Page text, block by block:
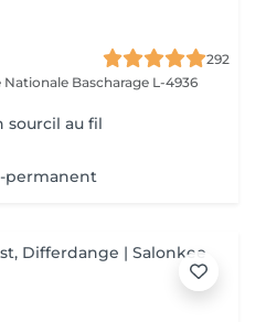
292
Nationale Bascharage L-4936
sourcil au fil
permanent